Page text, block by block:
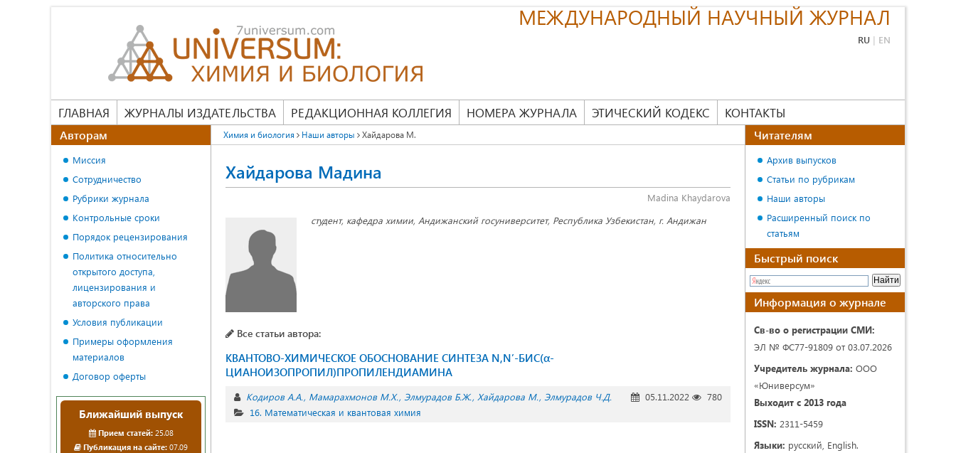
МЕЖДУНАРОДНЫЙ НАУЧНЫЙ ЖУРНАЛ
RU | EN
ГЛАВНАЯ ЖУРНАЛЫ ИЗДАТЕЛЬСТВА РЕДАКЦИОННАЯ КОЛЛЕГИЯ НОМЕРА ЖУРНАЛА ЭТИЧЕСКИЙ КОДЕКС КОНТАКТЫ
Химия и биология Наши авторы Хайдарова М.
Хайдарова Мадина
Madina Khaydarova
студент, кафедра химии, Андижанский госуниверситет, Республика Узбекистан, г. Андижан
Все статьи автора:
КВАНТОВО-ХИМИЧЕСКОЕ ОБОСНОВАНИЕ СИНТЕЗА N,N’-БИС(α-
ЦИАНОИЗОПРОПИЛ)ПРОПИЛЕНДИАМИНА
Кодиров А.А. Мамарахмонов М.Х. Элмурадов Б.Ж. Хайдарова М. Элмурадов Ч.Д. 05.11.2022
780
16. Математическая и квантовая химия
Авторам
Миссия
Сотрудничество
Рубрики журнала
Контрольные сроки
Порядок рецензирования
Политика относительно
открытого доступа,
лицензирования и
авторского права
Условия публикации
Примеры оформления
материалов
Договор оферты
Ближайший выпуск
Прием статей:25.08
Публикация на сайте: 07.09
Читателям
Архив выпусков
Статьи по рубрикам
Наши авторы
Расширенный поиск по
статьям
Быстрый поиск
Информация о журнале
Св-во о регистрации СМИ:
ЭЛ № ФС77-91809 от 03.07.2026
Учредитель журнала: ООО
«Юниверсум»
Выходит с 2013 года
ISSN: 2311-5459
Языки: русский, English.